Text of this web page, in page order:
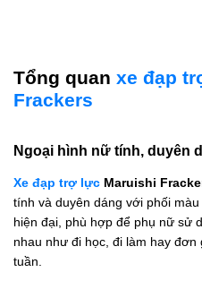
Tổng quan xe đạp
Frackers
Ngoại hình nữ tính, duyên
Xe đạp trợ lực Maruishi
tính và duyên dáng với phối
hiện đại, phù hợp để phụ nữ sử
nhau như đi học, đi làm hay
tuần.